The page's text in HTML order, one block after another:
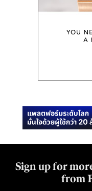
Sign up for
from